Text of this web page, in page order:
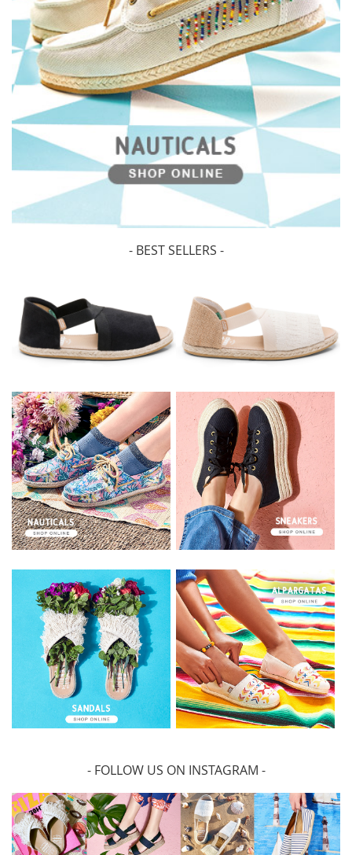
- BEST SELLERS -
- FOLLOW US ON INSTAGRAM -